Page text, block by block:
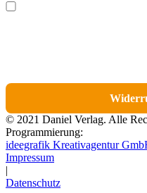
Ich möchte bestimmte
© 2021 Daniel Verlag. Alle
Programmierung:
ideegrafik Kreativagentur
Impressum
|
Datenschutz